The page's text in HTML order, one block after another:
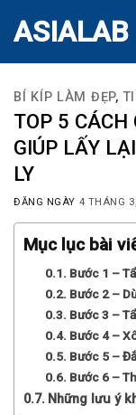
ASIALAB
BÍ KÍP LÀM ĐẸP,
TOP 5 CÁCH
GIÚP LẤY
LY
ĐĂNG NGÀY 4 THÁNG
Mục lục bài
Bước 1 –
Bước 2 –
Bước 3 –
Bước 4 –
Bước 5 –
Bước 6 –
Những lưu ý